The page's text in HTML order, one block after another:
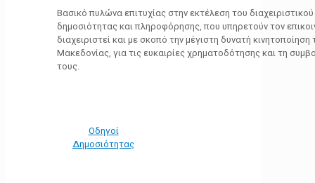
Βασικό πυλώνα επιτυχίας στην εκτέλεση του
δημοσιότητας και πληροφόρησης, που υπηρετούν τον
διαχειριστεί και με σκοπό την μέγιστη δυνατή
Μακεδονίας, για τις ευκαιρίες χρηματοδότησης και τη
τους.
Οδηγοί
Δημοσιότητας